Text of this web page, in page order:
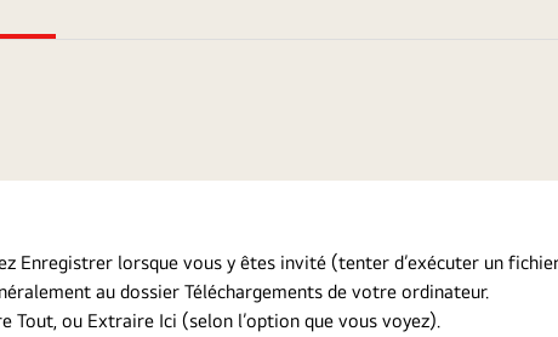
Enregistrer lorsque vous y êtes invité (tenter d’exécuter un
au dossier Téléchargements de votre ordinateur.
Tout, ou Extraire Ici (selon l’option que vous voyez).